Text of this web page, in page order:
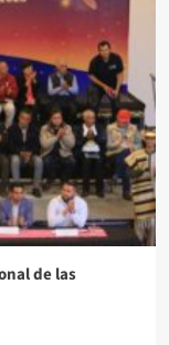
de las